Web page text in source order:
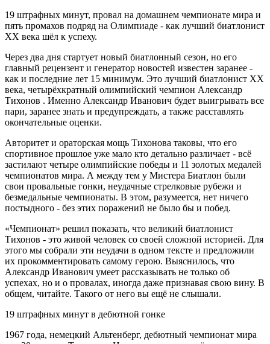
19 штрафных минут, провал на домашнем чемпионате мира и
пять промахов подряд на Олимпиаде - как лучший биатлонист
XX века шёл к успеху.
Через два дня стартует новый биатлонный сезон, но его
главный рецензент и генератор новостей известен заранее -
как и последние лет 15 минимум. Это лучший биатлонист XX
века, четырёхкратный олимпийский чемпион Александр
Тихонов . Именно Александр Иванович будет выигрывать все
пари, заранее знать и предупреждать, а также расставлять
окончательные оценки.
Авторитет и ораторская мощь Тихонова таковы, что его
спортивное прошлое уже мало кто детально различает - всё
застилают четыре олимпийские победы и 11 золотых медалей
чемпионатов мира. А между тем у Мистера Биатлон были
свои провальные гонки, неудачные стрелковые рубежи и
безмедальные чемпионаты. В этом, разумеется, нет ничего
постыдного - без этих поражений не было бы и побед.
«Чемпионат» решил показать, что великий биатлонист
Тихонов - это живой человек со своей сложной историей. Для
этого мы собрали эти неудачи в одном тексте и предложили
их прокомментировать самому герою. Выяснилось, что
Александр Иванович умеет рассказывать не только об
успехах, но и о провалах, иногда даже признавая свою вину. В
общем, читайте. Такого от него вы ещё не слышали.
19 штрафных минут в дебютной гонке
1967 года, немецкий Альтенберг, дебютный чемпионат мира